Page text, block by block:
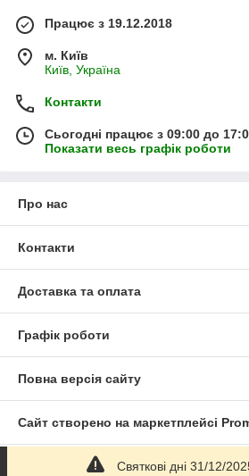
Працює з 19.12.2018
м. Київ
Київ, Україна
Контакти
Сьогодні працює з 09:00 до
Показати весь графік роботи
Про нас
Контакти
Доставка та оплата
Графік роботи
Повна версія сайту
Сайт створено на маркетплейсі
Політика конфіденційності
Святкові дні 31/12/